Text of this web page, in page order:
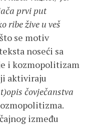
prvi put
ribe žive u veš
se motiv
noseći sa
i kozmopolitizam
aktiviraju
čovječanstva
između